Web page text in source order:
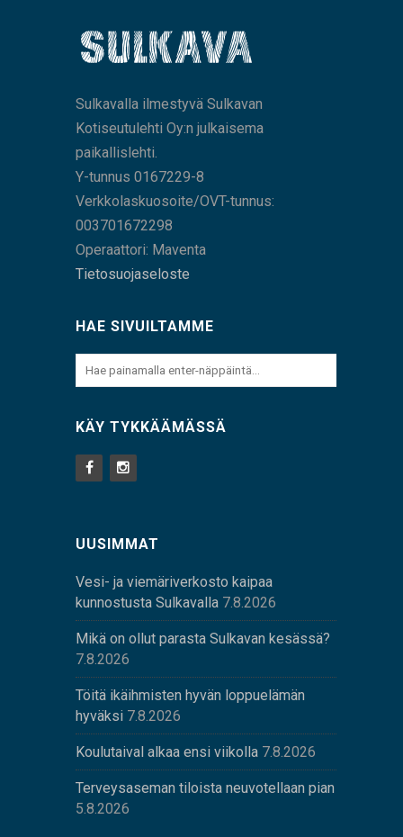
Sulkavalla ilmestyvä Sulkavan
Kotiseutulehti Oy:n julkaisema
paikallislehti.
Y-tunnus 0167229-8
Verkkolaskuosoite/OVT-tunnus:
003701672298
Operaattori: Maventa
Tietosuojaseloste
HAE SIVUILTAMME
KÄY TYKKÄÄMÄSSÄ
UUSIMMAT
Vesi- ja viemäriverkosto kaipaa
kunnostusta Sulkavalla 7.8.2026
Mikä on ollut parasta Sulkavan kesässä?
7.8.2026
Töitä ikäihmisten hyvän loppuelämän
hyväksi 7.8.2026
Koulutaival alkaa ensi viikolla 7.8.2026
Terveysaseman tiloista neuvotellaan pian
5.8.2026